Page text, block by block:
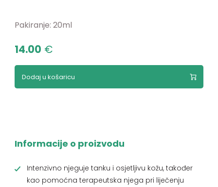
Pakiranje: 20ml
14.00 €
Dodaj u košaricu
Informacije o proizvodu
Intenzivno njeguje tanku i osjetljivu kožu, također
kao pomoćna terapeutska njega pri liječenju